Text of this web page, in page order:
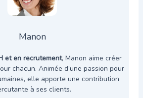
Manon
et en recrutement, Manon aime créer
chacun. Animée d’une passion pour
elle apporte une contribution
à ses clients.